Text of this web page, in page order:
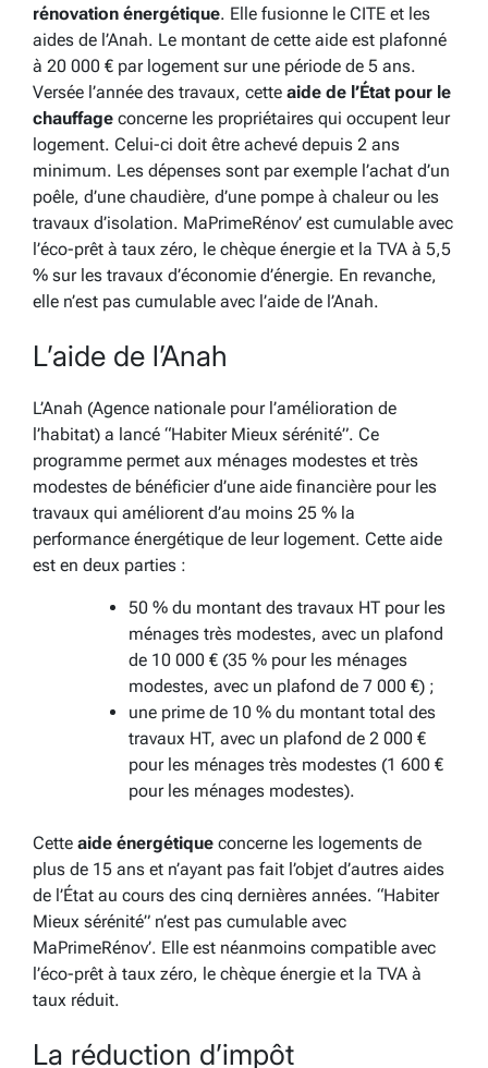
rénovation énergétique. Elle fusionne le CITE et les
aides de l’Anah. Le montant de cette aide est plafonné
à 20 000 € par logement sur une période de 5 ans.
Versée l’année des travaux, cette aide de l’État pour le
chauffage concerne les propriétaires qui occupent leur
logement. Celui-ci doit être achevé depuis 2 ans
minimum. Les dépenses sont par exemple l’achat d’un
poêle, d’une chaudière, d’une pompe à chaleur ou les
travaux d’isolation. MaPrimeRénov’ est cumulable avec
l’éco-prêt à taux zéro, le chèque énergie et la TVA à 5,5
% sur les travaux d’économie d’énergie. En revanche,
elle n’est pas cumulable avec l’aide de l’Anah.
L’aide de l’Anah
L’Anah (Agence nationale pour l’amélioration de
l’habitat) a lancé “Habiter Mieux sérénité”. Ce
programme permet aux ménages modestes et très
modestes de bénéficier d’une aide financière pour les
travaux qui améliorent d’au moins 25 % la
performance énergétique de leur logement. Cette aide
est en deux parties :
50 % du montant des travaux HT pour les
ménages très modestes, avec un plafond
de 10 000 € (35 % pour les ménages
modestes, avec un plafond de 7 000 €) ;
une prime de 10 % du montant total des
travaux HT, avec un plafond de 2 000 €
pour les ménages très modestes (1 600 €
pour les ménages modestes).
Cette aide énergétique concerne les logements de
plus de 15 ans et n’ayant pas fait l’objet d’autres aides
de l’État au cours des cinq dernières années. “Habiter
Mieux sérénité” n’est pas cumulable avec
MaPrimeRénov’. Elle est néanmoins compatible avec
l’éco-prêt à taux zéro, le chèque énergie et la TVA à
taux réduit.
La réduction d’impôt